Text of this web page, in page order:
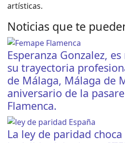
artísticas.
Noticias que te
Esperanza Gonzalez,
su trayectoria
de Málaga, Málaga de
aniversario de la
Flamenca.
La ley de paridad